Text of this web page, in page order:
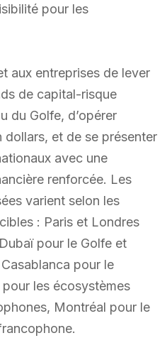
pour les
aux entreprises de lever
de capital-risque
du Golfe, d’opérer
dollars, et de se présenter
avec une
renforcée. Les
varient selon les
: Paris et Londres
pour le Golfe et
pour le
les écosystèmes
Montréal pour le